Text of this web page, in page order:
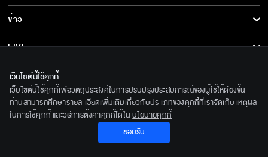
ซีรีส์นานาชาติ
การ์ตูน & เกม
รายการทั้งหมด
ข่าว
ข่าวทั้งหมด
ข่าวประชาสัมพันธ์
LIVE
เกี่ยวกับเรา
BEC World
รู้จักเรา
ติดตามเราได้ที่
© 2020 Bangkok Entertainment Co.,Ltd. All Rights Reserved.
Powered by BECi Corporation Ltd.
เว็บไซต์นี้ใช้คุกกี้
เว็บไซต์นี้ใช้คุกกี้เพื่อวัตถุประสงค์ในการปรับปรุงประสบการณ์ของผู้ใช้ให้ดียิ่งขึ้น
ท่านสามารถศึกษารายละเอียดเพิ่มเติมเกี่ยวกับประเภทของคุกกี้ที่เราจัดเก็บ เหตุผล
ในการใช้คุกกี้ และวิธีการตั้งค่าคุกกี้ได้ใน นโยบายคุกกี้
ยอมรับ